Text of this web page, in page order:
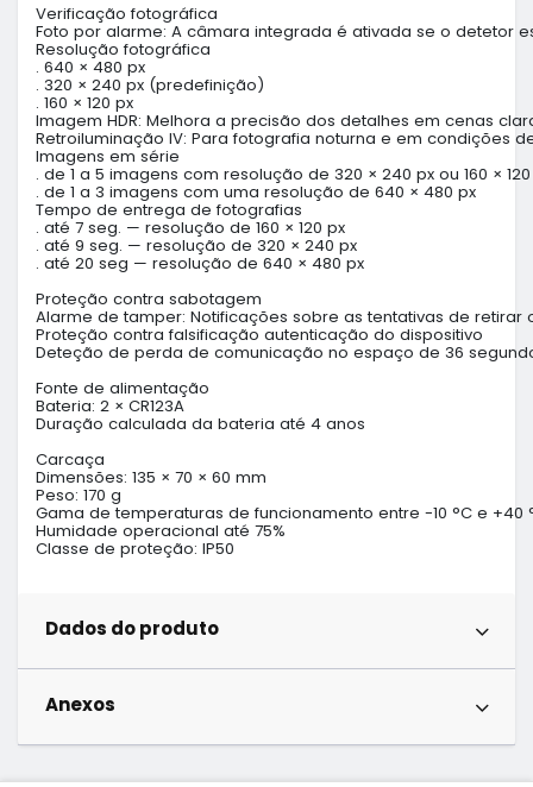
Verificação fotográfica
Foto por alarme: A câmara integrada é ativada se o detetor
Resolução fotográfica
. 640 × 480 px
. 320 × 240 px (predefinição)
. 160 × 120 px
Imagem HDR: Melhora a precisão dos detalhes em cenas
Retroiluminação IV: Para fotografia noturna e em condições
Imagens em série
. de 1 a 5 imagens com resolução de 320 × 240 px ou 160 ×
. de 1 a 3 imagens com uma resolução de 640 × 480 px
Tempo de entrega de fotografias
. até 7 seg. — resolução de 160 × 120 px
. até 9 seg. — resolução de 320 × 240 px
. até 20 seg — resolução de 640 × 480 px
Proteção contra sabotagem
Alarme de tamper: Notificações sobre as tentativas de
Proteção contra falsificação autenticação do dispositivo
Deteção de perda de comunicação no espaço de 36
Fonte de alimentação
Bateria: 2 × CR123A
Duração calculada da bateria até 4 anos
Carcaça
Dimensões: 135 × 70 × 60 mm
Peso: 170 g
Gama de temperaturas de funcionamento entre -10 °C e +40
Humidade operacional até 75%
Classe de proteção: IP50
Dados do produto
Anexos